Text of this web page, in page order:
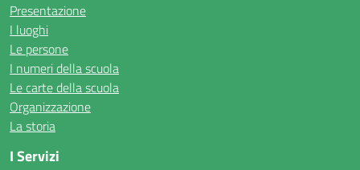
Presentazione
I luoghi
Le persone
I numeri della scuola
Le carte della scuola
Organizzazione
La storia
I Servizi